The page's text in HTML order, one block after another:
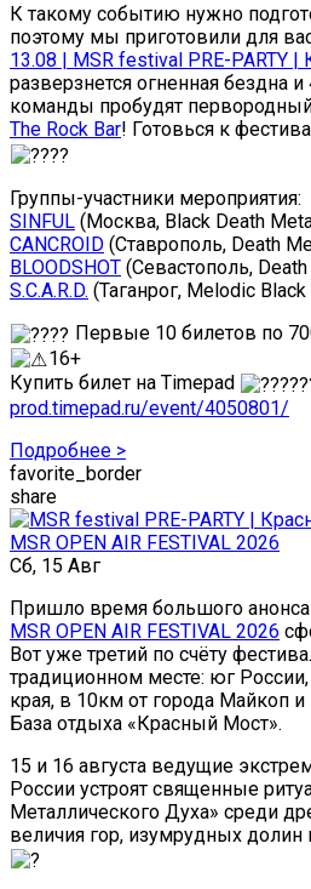
К такому событию нужно
поэтому мы приготовили для
13.08 | MSR festival PRE-PARTY |
разверзнется огненная бездна
команды пробудят первородный
The Rock Bar! Готовься к
Группы-участники мероприятия:
SINFUL (Москва, Black Death
CANCROID (Ставрополь, Death
BLOODSHOT (Севастополь,
S.C.A.R.D. (Таганрог, Melodic
Первые 10 билетов по
16+
Купить билет на Timepad
prod.timepad.ru/event/4050801/
Подробнее >
favorite_border
share
MSR OPEN AIR FESTIVAL 2026
Сб, 15 Авг
Пришло время большого
MSR OPEN AIR FESTIVAL 2026
Вот уже третий по счёту
традиционном месте: юг
края, в 10км от города Майкоп
База отдыха «Красный Мост».
15 и 16 августа ведущие
России устроят священные
Металлического Духа» среди
величия гор, изумрудных